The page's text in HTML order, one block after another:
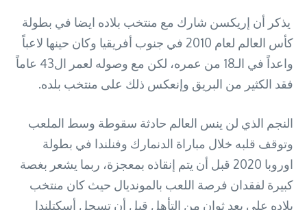
يذكر أن إريكسن شارك مع منتخب بلاده ايضا في بطولة
كأس العالم لعام 2010 في جنوب أفريقيا وكان حينها لاعباً
واعداً في الـ18 من عمره، لكن مع وصوله لعمر ال43 عاماً
فقد الكثير من البريق وإنعكس ذلك على منتخب بلده.
النجم الذي لن ينس العالم حادثة سقوطة وسط الملعب
وتوقف قلبه خلال مباراة الدنمارك وفنلندا في بطولة
اوروبا 2020 قبل أن يتم إنقاذه بمعجزة، ربما يشعر بغصة
كبيرة لفقدان فرصة اللعب بالمونديال حيث كان منتخب
بلاده على بعد ثوان من التأهل قبل أن تسجل أسكتلندا